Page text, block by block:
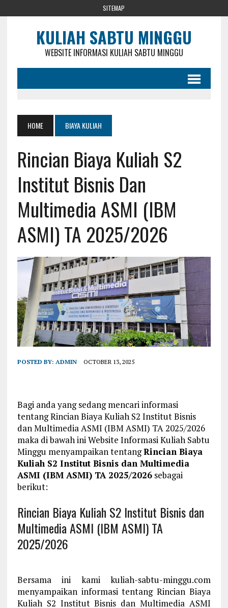
SITEMAP
KULIAH SABTU MINGGU
WEBSITE INFORMASI KULIAH SABTU MINGGU
HOME BIAYA KULIAH
Rincian Biaya Kuliah S2
Institut Bisnis Dan
Multimedia ASMI (IBM
ASMI) TA 2025/2026
POSTED BY: ADMIN OCTOBER 13, 2025
Bagi anda yang sedang mencari informasi
tentang Rincian Biaya Kuliah S2 Institut Bisnis
dan Multimedia ASMI (IBM ASMI) TA 2025/2026
maka di bawah ini Website Informasi Kuliah Sabtu
Minggu menyampaikan tentangRincian Biaya
Kuliah S2 Institut Bisnis dan Multimedia
ASMI (IBM ASMI) TA 2025/2026sebagai
berikut:
Rincian Biaya Kuliah S2 Institut Bisnis dan
Multimedia ASMI (IBM ASMI) TA
2025/2026
Bersama ini kami kuliah-sabtu-minggu.com
menyampaikan informasi tentang Rincian Biaya
Kuliah S2 Institut Bisnis dan Multimedia ASMI